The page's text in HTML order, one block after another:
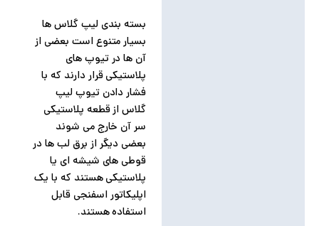
بسته بندی لیپ گلاس ها
بسیار متنوع است بعضی از
آن ها در تیوپ های
پلاستیکی قرار دارند که با
فشار دادن تیوپ لیپ
گلاس از قطعه پلاستیکی
سر آن خارج می شوند
بعضی دیگر از برق لب ها در
قوطی های شیشه ای یا
پلاستیکی هستند که با یک
اپلیکاتور اسفنجی قابل
استفاده هستند.